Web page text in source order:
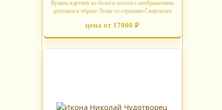
Купить картину из белого золота с изображением
девушки в образе Луны со стразами Сваровски
цена от 17000 ₽